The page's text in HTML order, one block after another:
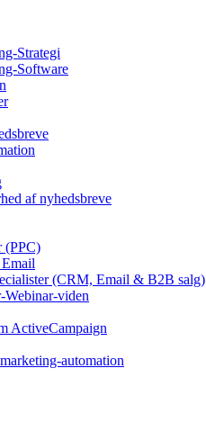
Strategi
Software
af nyhedsbreve
(PPC)
(CRM, Email & B2B salg)
Webinar-viden
ActiveCampaign
automation